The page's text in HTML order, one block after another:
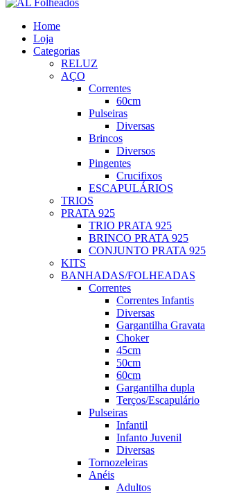
Home
Loja
Categorias
RELUZ
AÇO
Correntes
60cm
Pulseiras
Diversas
Brincos
Diversos
Pingentes
Crucifixos
ESCAPULÁRIOS
TRIOS
PRATA 925
TRIO PRATA 925
BRINCO PRATA 925
CONJUNTO PRATA 925
KITS
BANHADAS/FOLHEADAS
Correntes
Correntes Infantis
Diversas
Gargantilha Gravata
Choker
45cm
50cm
60cm
Gargantilha dupla
Terços/Escapulário
Pulseiras
Infantil
Infanto Juvenil
Diversas
Tornozeleiras
Anéis
Adultos